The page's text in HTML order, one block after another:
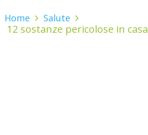
Home Salute
12 sostanze pericolose in casa